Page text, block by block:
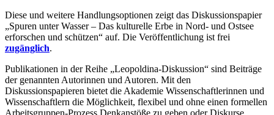
Diese und weitere Handlungsoptionen zeigt das Diskussionspapier
„Spuren unter Wasser ‒ Das kulturelle Erbe in Nord- und Ostsee
erforschen und schützen“ auf. Die Veröffentlichung ist frei
zugänglich.
Publikationen in der Reihe „Leopoldina-Diskussion“ sind Beiträge
der genannten Autorinnen und Autoren. Mit den
Diskussionspapieren bietet die Akademie Wissenschaftlerinnen und
Wissenschaftlern die Möglichkeit, flexibel und ohne einen formellen
Arbeitsgruppen-Prozess Denkanstöße zu geben oder Diskurse